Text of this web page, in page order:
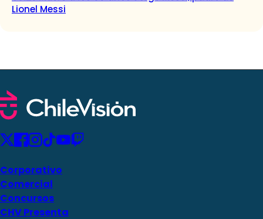
Lionel Messi
Corporativo
Comercial
Concursos
CHV Presenta